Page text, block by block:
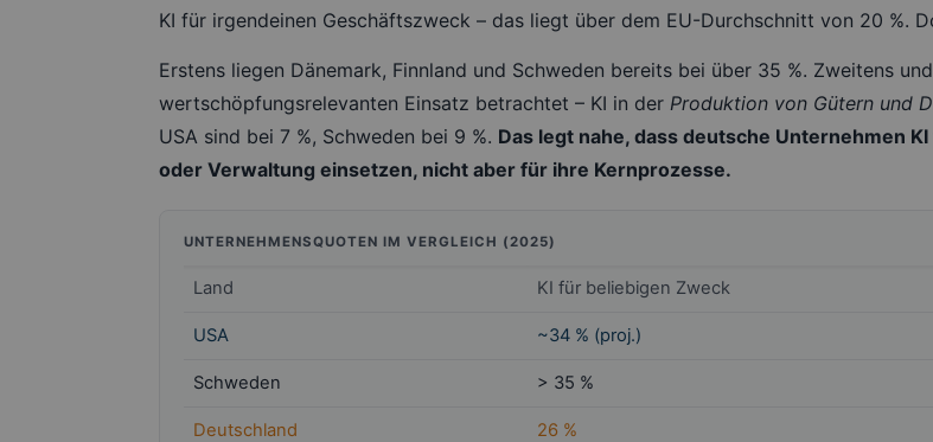
KI für irgendeinen Geschäftszweck – das liegt über dem EU-Durchschnitt von 20 %.
Erstens liegen Dänemark, Finnland und Schweden bereits bei über 35 %. Zweitens
wertschöpfungsrelevanten Einsatz betrachtet – KI in derProduktion von Gütern und
USA sind bei 7 %, Schweden bei 9 %. Das legt nahe, dass deutsche Unternehmen
oder Verwaltung einsetzen, nicht aber für ihre Kernprozesse.
UNTERNEHMENSQUOTEN IM VERGLEICH (2025)
Land KI für beliebigen Zweck
USA ~34 % (proj.)
Schweden > 35 %
Deutschland 26 %